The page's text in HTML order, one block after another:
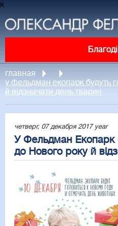
к
главная
у фельдман екопарк будуть
й відзначати день тварин
четверг, 07 декабря 2017 year
У Фельдман Екопарк
до Нового року й